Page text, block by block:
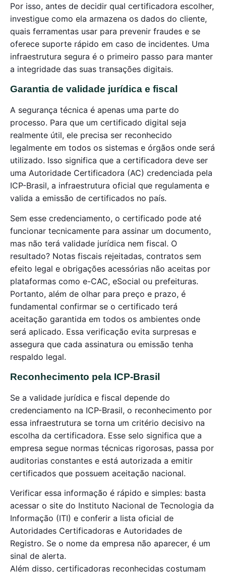
Por isso, antes de decidir qual certificadora escolher,
investigue como ela armazena os dados do cliente,
quais ferramentas usar para prevenir fraudes e se
oferece suporte rápido em caso de incidentes. Uma
infraestrutura segura é o primeiro passo para manter
a integridade das suas transações digitais.
Garantia de validade jurídica e fiscal
A segurança técnica é apenas uma parte do
processo. Para que um certificado digital seja
realmente útil, ele precisa ser reconhecido
legalmente em todos os sistemas e órgãos onde será
utilizado. Isso significa que a certificadora deve ser
uma Autoridade Certificadora (AC) credenciada pela
ICP-Brasil, a infraestrutura oficial que regulamenta e
valida a emissão de certificados no país.
Sem esse credenciamento, o certificado pode até
funcionar tecnicamente para assinar um documento,
mas não terá validade jurídica nem fiscal. O
resultado? Notas fiscais rejeitadas, contratos sem
efeito legal e obrigações acessórias não aceitas por
plataformas como e-CAC, eSocial ou prefeituras.
Portanto, além de olhar para preço e prazo, é
fundamental confirmar se o certificado terá
aceitação garantida em todos os ambientes onde
será aplicado. Essa verificação evita surpresas e
assegura que cada assinatura ou emissão tenha
respaldo legal.
Reconhecimento pela ICP-Brasil
Se a validade jurídica e fiscal depende do
credenciamento na ICP-Brasil, o reconhecimento por
essa infraestrutura se torna um critério decisivo na
escolha da certificadora. Esse selo significa que a
empresa segue normas técnicas rigorosas, passa por
auditorias constantes e está autorizada a emitir
certificados que possuem aceitação nacional.
Verificar essa informação é rápido e simples: basta
acessar o site do Instituto Nacional de Tecnologia da
Informação (ITI) e conferir a lista oficial de
Autoridades Certificadoras e Autoridades de
Registro. Se o nome da empresa não aparecer, é um
sinal de alerta.
Além disso, certificadoras reconhecidas costumam